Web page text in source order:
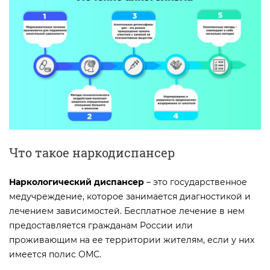
Что такое наркодиспансер
Наркологический диспансер – это государственное
медучреждение, которое занимается диагностикой и
лечением зависимостей. Бесплатное лечение в нем
предоставляется гражданам России или
проживающим на ее территории жителям, если у них
имеется полис ОМС.